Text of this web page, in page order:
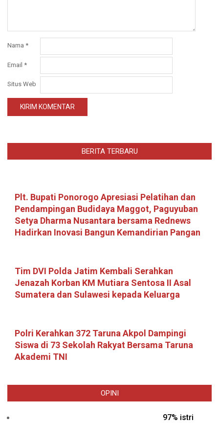
Nama *
Email *
Situs Web
BERITA TERBARU
Plt. Bupati Ponorogo Apresiasi Pelatihan dan
Pendampingan Budidaya Maggot, Paguyuban
Setya Dharma Nusantara bersama Rednews
Hadirkan Inovasi Bangun Kemandirian Pangan
Tim DVI Polda Jatim Kembali Serahkan
Jenazah Korban KM Mutiara Sentosa II Asal
Sumatera dan Sulawesi kepada Keluarga
Polri Kerahkan 372 Taruna Akpol Dampingi
Siswa di 73 Sekolah Rakyat Bersama Taruna
Akademi TNI
OPINI
97% istri